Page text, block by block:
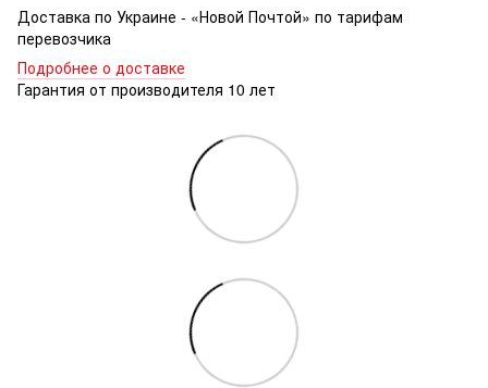
Доставка по Украине - «Новой Почтой» по тарифам
перевозчика
Подробнее о доставке
Гарантия от производителя 10 лет